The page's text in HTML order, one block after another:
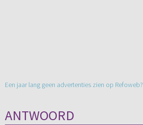
Een jaar lang geen advertenties zien op Refoweb?
ANTWOORD